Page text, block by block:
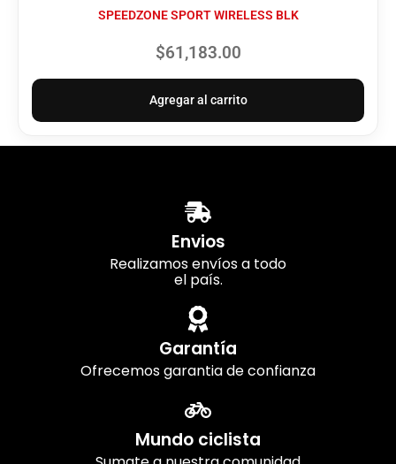
SPEEDZONE SPORT WIRELESS BLK
$61,183.00
Agregar al carrito
Envios
Realizamos envíos a todo
el país.
Garantía
Ofrecemos garantia de confianza
Mundo ciclista